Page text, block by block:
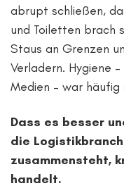
abrupt schließen,
und Toiletten brach
Staus an Grenzen
Verladern. Hygiene
Medien – war häufig
Dass es besser
die
zusammensteht,
handelt.